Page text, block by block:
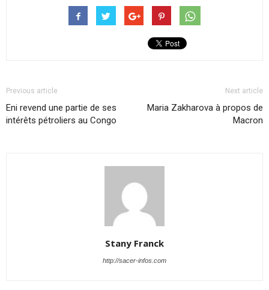
Previous article
Eni revend une partie de ses
intérêts pétroliers au Congo
Next article
Maria Zakharova à propos de
Macron
Stany Franck
http://sacer-infos.com